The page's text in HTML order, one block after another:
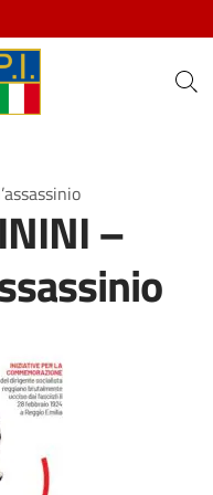
Nazionale
–